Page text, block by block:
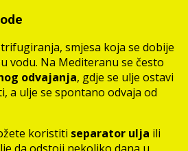
smjesa koja se dobije
vodu. Na Mediteranu se često
odvajanja, gdje se ulje ostavi
a ulje se spontano odvaja od
koristiti separator ulja ili